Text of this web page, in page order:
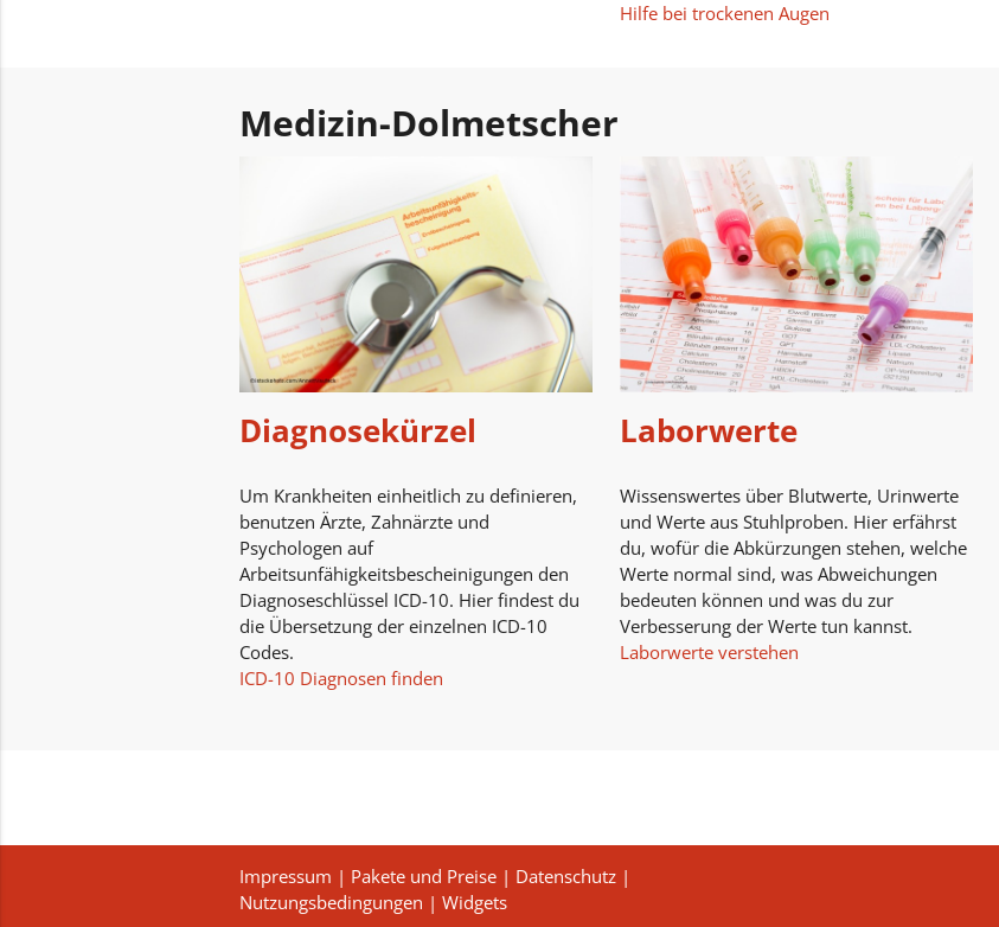
Hilfe bei trockenen Augen
Medizin-Dolmetscher
Diagnosekürzel
Um Krankheiten einheitlich zu definieren,
benutzen Ärzte, Zahnärzte und
Psychologen auf
Arbeitsunfähigkeitsbescheinigungen den
Diagnoseschlüssel ICD-10. Hier findest du
die Übersetzung der einzelnen ICD-10
Codes.
ICD-10 Diagnosen finden
Laborwerte
Wissenswertes über Blutwerte, Urinwerte
und Werte aus Stuhlproben. Hier erfährst
du, wofür die Abkürzungen stehen, welche
Werte normal sind, was Abweichungen
bedeuten können und was du zur
Verbesserung der Werte tun kannst.
Laborwerte verstehen
Impressum | Pakete und Preise| Datenschutz|
Nutzungsbedingungen | Widgets